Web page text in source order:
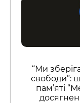
“Ми
свободи”:
пам’яті